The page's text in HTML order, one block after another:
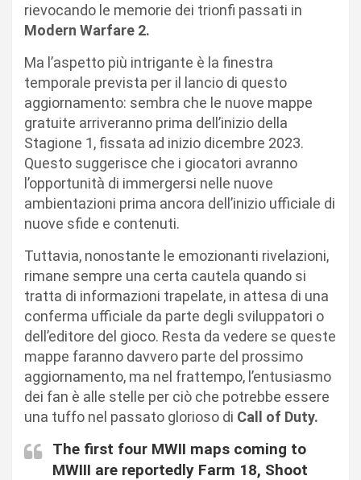
rievocando le memorie dei trionfi passati in
Modern Warfare 2.
Ma l’aspetto più intrigante è la finestra
temporale prevista per il lancio di questo
aggiornamento: sembra che le nuove mappe
gratuite arriveranno prima dell’inizio della
Stagione 1, fissata ad inizio dicembre 2023.
Questo suggerisce che i giocatori avranno
l’opportunità di immergersi nelle nuove
ambientazioni prima ancora dell’inizio ufficiale di
nuove sfide e contenuti.
Tuttavia, nonostante le emozionanti rivelazioni,
rimane sempre una certa cautela quando si
tratta di informazioni trapelate, in attesa di una
conferma ufficiale da parte degli sviluppatori o
dell’editore del gioco. Resta da vedere se queste
mappe faranno davvero parte del prossimo
aggiornamento, ma nel frattempo, l’entusiasmo
dei fan è alle stelle per ciò che potrebbe essere
una tuffo nel passato glorioso di Call of Duty.
The first four MWII maps coming to
MWIII are reportedly Farm 18, Shoot